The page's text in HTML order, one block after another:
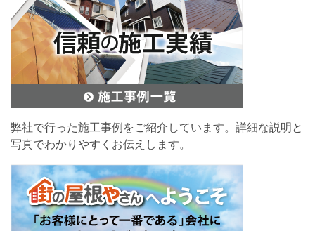
弊社で行った施工事例をご紹介しています。詳細な説明と
写真でわかりやすくお伝えします。